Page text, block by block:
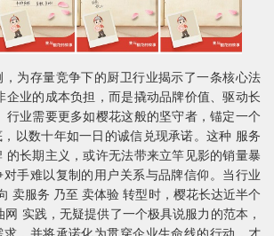
为存量竞争下的厨卫行业揭示了一条核心法
企业的成本负担，而是撬动品牌价值、驱动长
行业需要更多如樱花这般的坚守者，锚定一个
以数十年如一日的诚信兑现承诺。这种 服务
的长期主义，或许无法带来立竿见影的销量暴
手难以复制的用户关系与品牌信仰。当行业
卖服务 乃至 卖体验 转型时，樱花长达近半个
实践，无疑提供了一个极具说服力的范本，